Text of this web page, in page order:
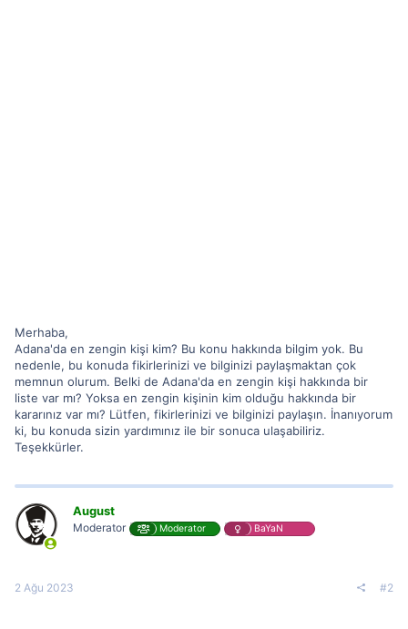
Merhaba,
Adana'da en zengin kişi kim? Bu konu hakkında bilgim yok. Bu
nedenle, bu konuda fikirlerinizi ve bilginizi paylaşmaktan çok
memnun olurum. Belki de Adana'da en zengin kişi hakkında bir
liste var mı? Yoksa en zengin kişinin kim olduğu hakkında bir
kararınız var mı? Lütfen, fikirlerinizi ve bilginizi paylaşın. İnanıyorum
ki, bu konuda sizin yardımınız ile bir sonuca ulaşabiliriz.
Teşekkürler.
August
Moderator Moderator BaYaN
2 Ağu 2023 #2